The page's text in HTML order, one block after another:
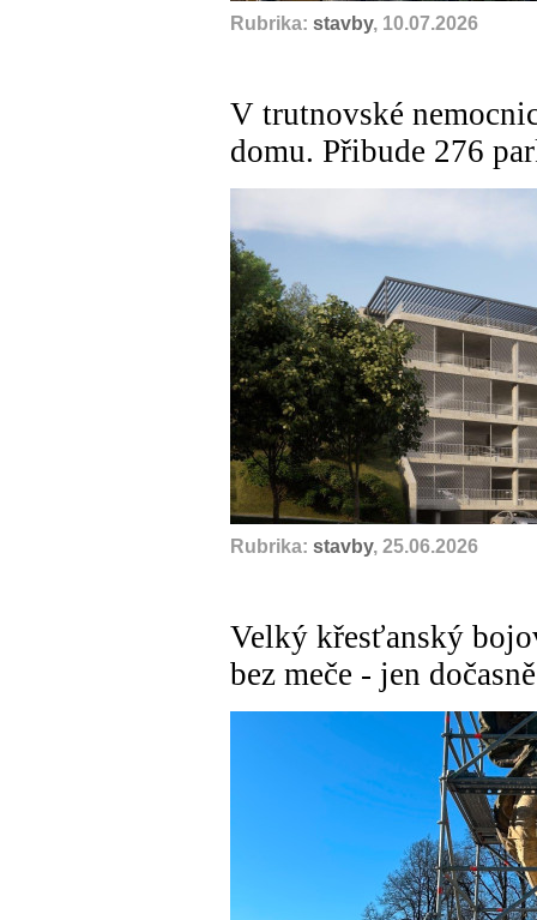
Rubrika: stavby, 10.07.2026
V trutnovské
domu. Přibude 276
Rubrika: stavby, 25.06.2026
Velký křesťanský
bez meče - jen dočasně